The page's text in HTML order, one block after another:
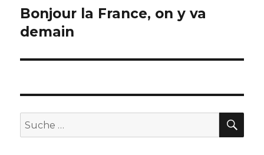
Bonjour la France, on y va
demain
Suche
nach: